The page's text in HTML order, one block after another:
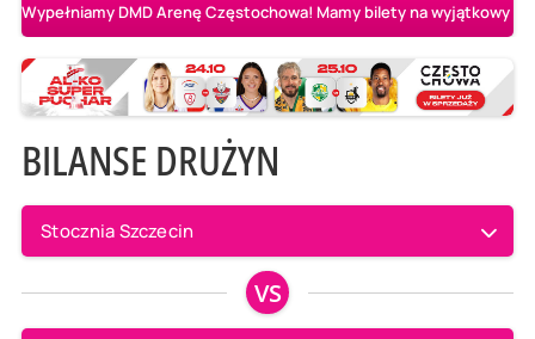
Wypełniamy DMD Arenę Częstochowa! Mamy bilety na wyjątkowy
BILANSE DRUŻYN
Stocznia Szczecin
VS